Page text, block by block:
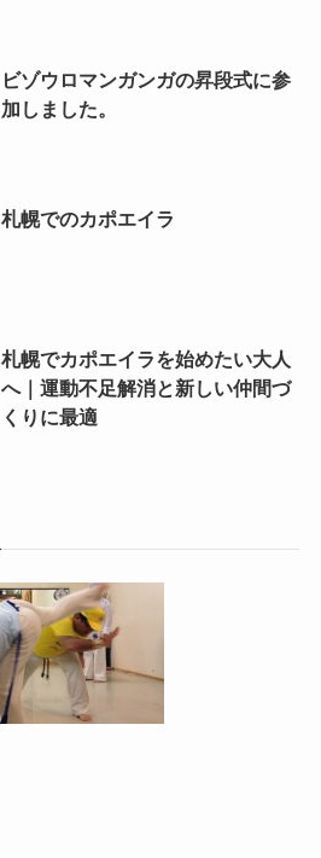
ビゾウロマンガンガの昇段式に参
加しました。
札幌でのカポエイラ
札幌でカポエイラを始めたい大人
へ｜運動不足解消と新しい仲間づ
くりに最適